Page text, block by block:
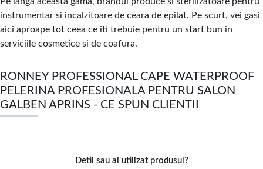
instrumentar si incalzitoare de ceara de epilat. Pe scurt, vei gasi
aici aproape tot ceea ce iti trebuie pentru un start bun in
serviciile cosmetice si de coafura.
RONNEY PROFESSIONAL CAPE WATERPROOF
PELERINA PROFESIONALA PENTRU SALON
GALBEN APRINS - CE SPUN CLIENTII
Detii sau ai utilizat produsul?